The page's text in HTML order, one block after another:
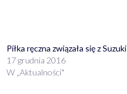
Piłka ręczna związała się z Suzuki
17 grudnia 2016
W „Aktualności"